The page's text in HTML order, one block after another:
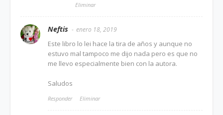
Eliminar
Neftis enero 18, 2019
Este libro lo lei hace la tira de años y aunque no
estuvo mal tampoco me dijo nada pero es que no
me llevo especialmente bien con la autora.
Saludos
Responder Eliminar